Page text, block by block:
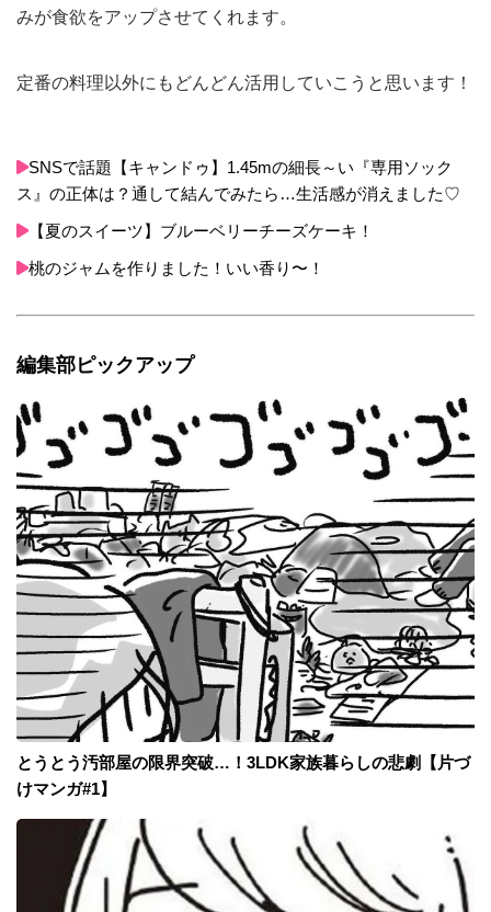
みが食欲をアップさせてくれます。
定番の料理以外にもどんどん活用していこうと思います！
SNSで話題【キャンドゥ】1.45mの細長～い『専用ソック
ス』の正体は？通して結んでみたら…生活感が消えました♡
【夏のスイーツ】ブルーベリーチーズケーキ！
桃のジャムを作りました！いい香り〜！
編集部ピックアップ
とうとう汚部屋の限界突破…！3LDK家族暮らしの悲劇【片づ
けマンガ#1】